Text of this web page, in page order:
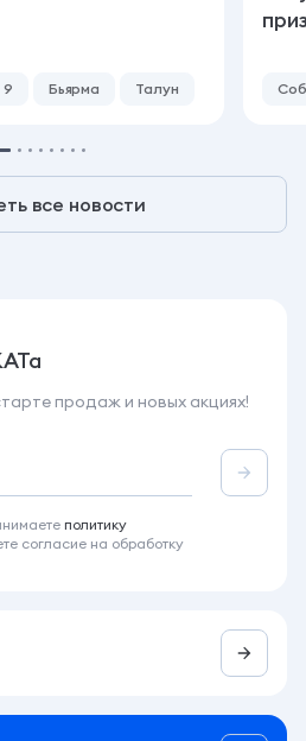
9 Бьярма Талун
все новости
продаж и новых акциях!
политику
согласие на обработку